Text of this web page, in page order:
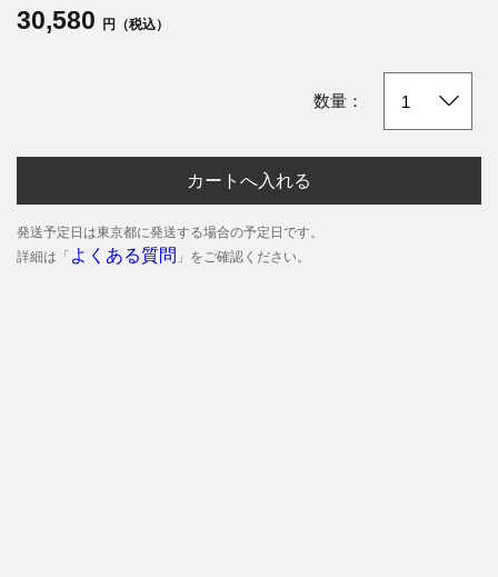
30,580 円（税込）
数量：
カートへ入れる
発送予定日は東京都に発送する場合の予定日です。
詳細は「 よくある質問 」をご確認ください。